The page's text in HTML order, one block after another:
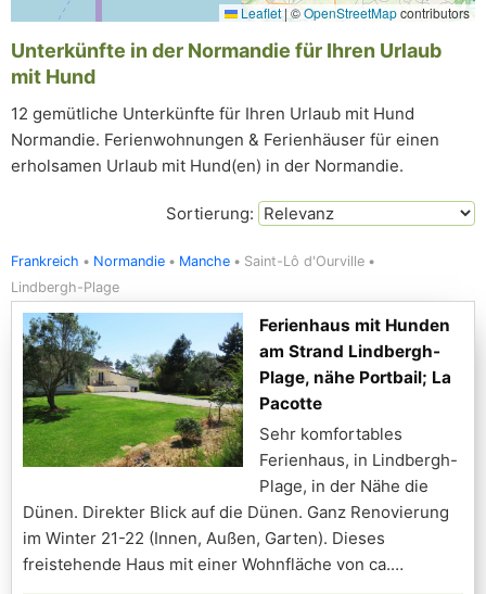
Leaflet|©OpenStreetMapcontributors
Unterkünfte in der Normandie für Ihren Urlaub
mit Hund
12 gemütliche Unterkünfte für Ihren Urlaub mit Hund
Normandie. Ferienwohnungen & Ferienhäuser für einen
erholsamen Urlaub mit Hund(en) in der Normandie.
Sortierung:
Frankreich Normandie Manche
Saint-Lô d'Ourville
Lindbergh-Plage
Ferienhaus mit Hunden
am Strand Lindbergh-
Plage, nähe Portbail; La
Pacotte
Sehr komfortables
Ferienhaus, in Lindbergh-
Plage, in der Nähe die
Dünen. Direkter Blick auf die Dünen. Ganz Renovierung
im Winter 21-22 (Innen, Außen, Garten). Dieses
freistehende Haus mit einer Wohnfläche von ca.